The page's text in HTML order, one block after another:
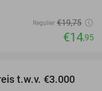
Regulier €19,75
€14,95
t.w.v. €3.000